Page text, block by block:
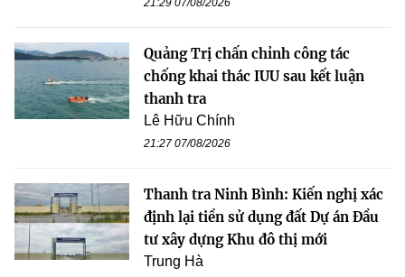
21:29 07/08/2026
Quảng Trị chấn chỉnh công tác
chống khai thác IUU sau kết luận
thanh tra
Lê Hữu Chính
21:27 07/08/2026
Thanh tra Ninh Bình: Kiến nghị xác
định lại tiền sử dụng đất Dự án Đầu
tư xây dựng Khu đô thị mới
Trung Hà